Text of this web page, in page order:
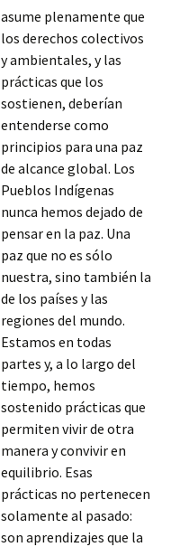
asume plenamente que
los derechos colectivos
y ambientales, y las
prácticas que los
sostienen, deberían
entenderse como
principios para una paz
de alcance global. Los
Pueblos Indígenas
nunca hemos dejado de
pensar en la paz. Una
paz que no es sólo
nuestra, sino también la
de los países y las
regiones del mundo.
Estamos en todas
partes y, a lo largo del
tiempo, hemos
sostenido prácticas que
permiten vivir de otra
manera y convivir en
equilibrio. Esas
prácticas no pertenecen
solamente al pasado:
son aprendizajes que la